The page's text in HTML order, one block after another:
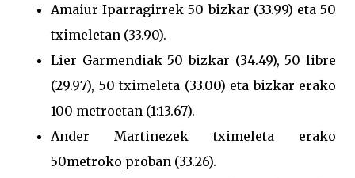
Amaiur Iparragirrek 50 bizkar (33.99) eta 50
tximeletan (33.90).
Lier Garmendiak 50 bizkar (34.49), 50 libre
(29.97), 50 tximeleta (33.00) eta bizkar erako
100 metroetan (1:13.67).
Ander Martinezek tximeleta erako
50metroko proban (33.26).